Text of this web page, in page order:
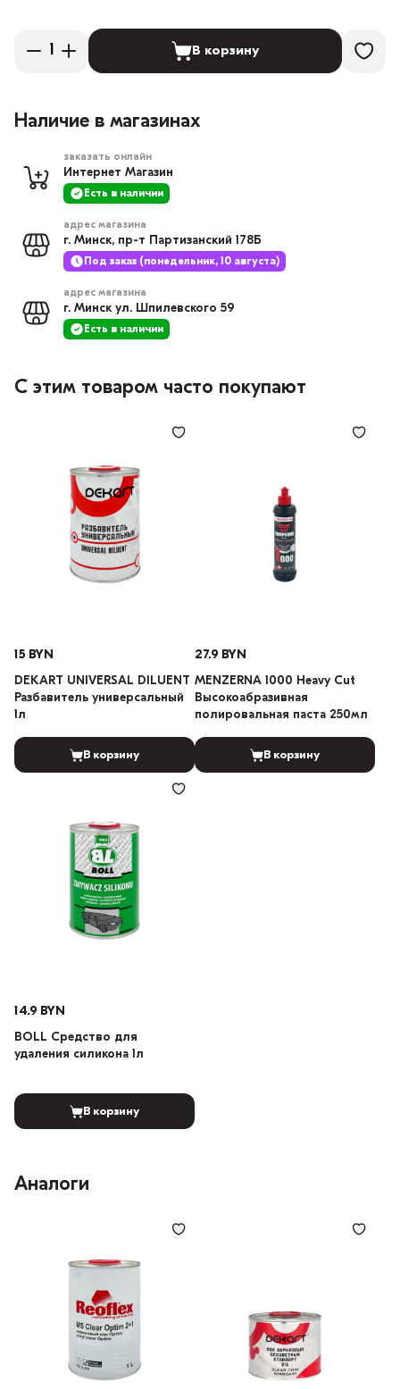
В корзину
Наличие в магазинах
заказать онлайн
Интернет Магазин
Есть в наличии
адрес магазина
г. Минск, пр-т Партизанский 178Б
Под заказ (понедельник, 10 августа)
адрес магазина
г. Минск ул. Шпилевского 59
Есть в наличии
С этим товаром часто покупают
15 BYN
DEKART UNIVERSAL DILUENT
Разбавитель универсальный
1л
В корзину
27.9 BYN
MENZERNA 1000 Heavy Cut
Высокоабразивная
полировальная паста 250мл
В корзину
14.9 BYN
BOLL Средство для
удаления силикона 1л
В корзину
Аналоги